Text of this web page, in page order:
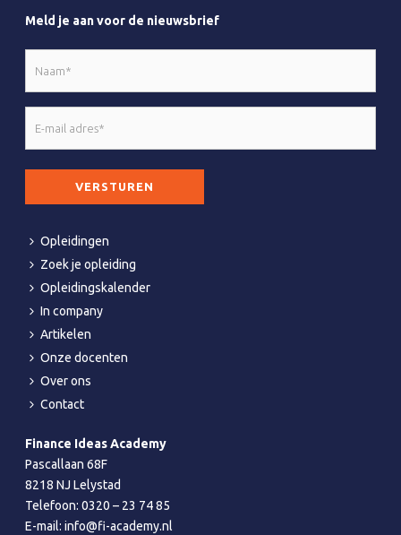
Meld je aan voor de nieuwsbrief
CAPTCHA
Opleidingen
Zoek je opleiding
Opleidingskalender
In company
Artikelen
Onze docenten
Over ons
Contact
Finance Ideas Academy
Pascallaan 68F
8218 NJ Lelystad
Telefoon:0320 – 23 74 85
E-mail:info@fi-academy.nl